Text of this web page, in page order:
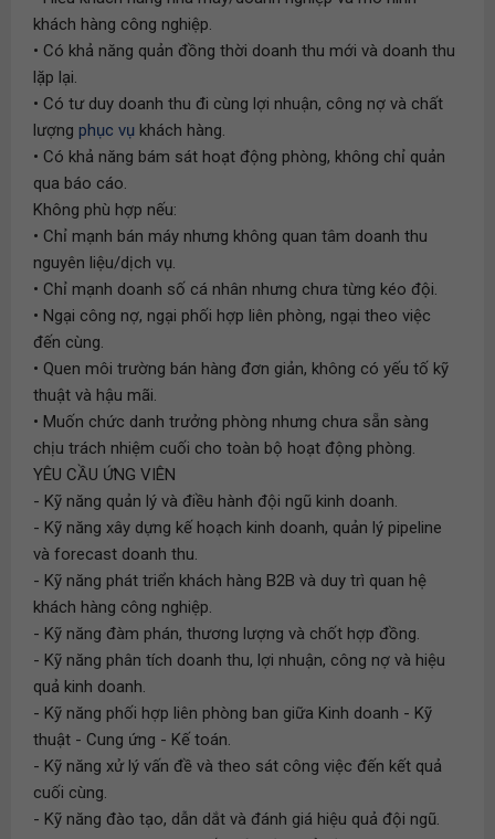
khách hàng công nghiệp.
• Có khả năng quản đồng thời doanh thu mới và doanh thu
lặp lại.
• Có tư duy doanh thu đi cùng lợi nhuận, công nợ và chất
lượng phục vụ khách hàng.
• Có khả năng bám sát hoạt động phòng, không chỉ quản
qua báo cáo.
Không phù hợp nếu:
• Chỉ mạnh bán máy nhưng không quan tâm doanh thu
nguyên liệu/dịch vụ.
• Chỉ mạnh doanh số cá nhân nhưng chưa từng kéo đội.
• Ngại công nợ, ngại phối hợp liên phòng, ngại theo việc
đến cùng.
• Quen môi trường bán hàng đơn giản, không có yếu tố kỹ
thuật và hậu mãi.
• Muốn chức danh trưởng phòng nhưng chưa sẵn sàng
chịu trách nhiệm cuối cho toàn bộ hoạt động phòng.
YÊU CẦU ỨNG VIÊN
- Kỹ năng quản lý và điều hành đội ngũ kinh doanh.
- Kỹ năng xây dựng kế hoạch kinh doanh, quản lý pipeline
và forecast doanh thu.
- Kỹ năng phát triển khách hàng B2B và duy trì quan hệ
khách hàng công nghiệp.
- Kỹ năng đàm phán, thương lượng và chốt hợp đồng.
- Kỹ năng phân tích doanh thu, lợi nhuận, công nợ và hiệu
quả kinh doanh.
- Kỹ năng phối hợp liên phòng ban giữa Kinh doanh - Kỹ
thuật - Cung ứng - Kế toán.
- Kỹ năng xử lý vấn đề và theo sát công việc đến kết quả
cuối cùng.
- Kỹ năng đào tạo, dẫn dắt và đánh giá hiệu quả đội ngũ.